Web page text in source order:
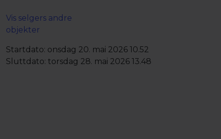
Vis selgers andre
objekter
Startdato: onsdag 20. mai 2026 10.52
Sluttdato: torsdag 28. mai 2026 13.48